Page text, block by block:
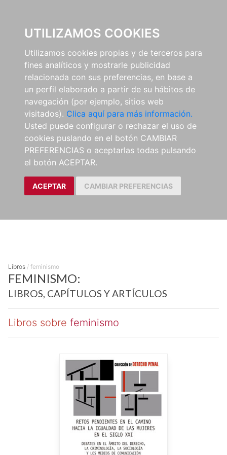
UTILIZAMOS COOKIES
Utilizamos cookies propias y de terceros para
fines analíticos y mostrarle publicidad
relacionada con sus preferencias, en base a
un perfil elaborado a partir de su hábitos de
navegación (por ejemplo, sitios web
visitados). Clica aquí para más información.
Usted puede configurar o rechazar el uso de
cookies puslando en el botón CAMBIAR
PREFERENCIAS o aceptarlas todas pulsando
el botón ACEPTAR.
ACEPTAR CAMBIAR PREFERENCIAS
Libros / feminismo
FEMINISMO:
LIBROS, CAPÍTULOS Y ARTÍCULOS
Libros sobre feminismo